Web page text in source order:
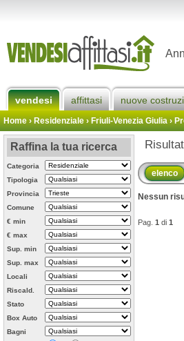
vendesi affittasi nuove
Home› Residenziale › Friuli-Venezia Giulia ›
Raffina la tua ricerca
Categoria
Tipologia
Provincia
Comune
€ min
€ max
Sup. min
Sup. max
Locali
Riscald.
Stato
Box Auto
Bagni
elenco
Nessun
Pag. 1 di 1